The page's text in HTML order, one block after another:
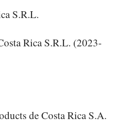
S.R.L.
Rica S.R.L. (2023-
de Costa Rica S.A.